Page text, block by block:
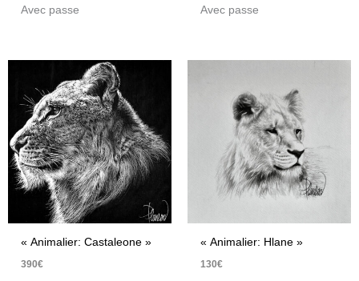
Avec passe
Avec passe
« Animalier: Castaleone »
390€
« Animalier: Hlane »
130€